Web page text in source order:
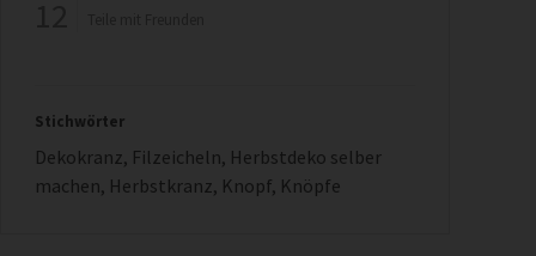
Stichwörter
Dekokranz, Filzeicheln, Herbstdeko selber
machen, Herbstkranz, Knopf, Knöpfe